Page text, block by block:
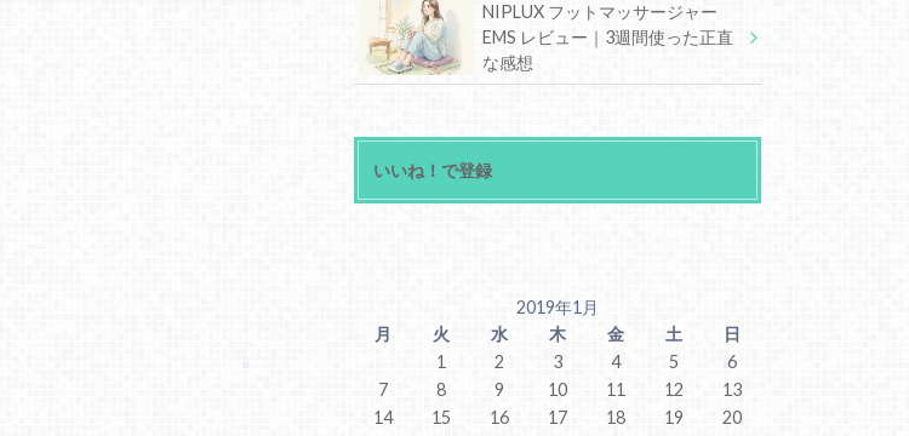
NIPLUX フットマッサージャー
EMS レビュー｜3週間使った正直
な感想
いいね！で登録
2019年1月
月
火 水 木 金 土
日
1
2 3 4 5
6
7
8 9 10 11 12
13
14
15 16 17 18 19
20